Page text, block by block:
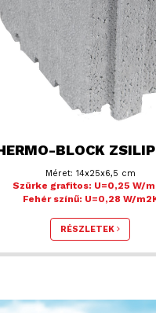
BLOCK
Méret: 14x25x6,5 cm
Szürke grafitos: U=0,25 W/
Fehér színű: U=0,28 W/
RÉSZLETEK